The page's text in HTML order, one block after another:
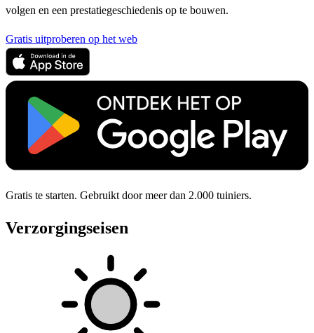
volgen en een prestatiegeschiedenis op te bouwen.
Gratis uitproberen op het web
Gratis te starten. Gebruikt door meer dan 2.000 tuiniers.
Verzorgingseisen